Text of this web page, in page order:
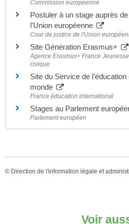
Commission européenne
Postuler à un stage auprès
l'Union européenne
Cour de justice de l'Union
Site Génération Erasmus+
Agence Erasmus+ France
civique
Site du Service de
monde
France éducation international
Stages au Parlement
Parlement européen
© Direction de l'information légale et
Voir